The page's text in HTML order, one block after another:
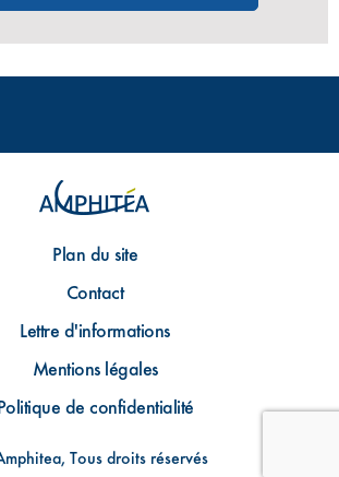
Plan du site
Contact
Lettre d'informations
Mentions légales
de confidentialité
Tous droits réservés